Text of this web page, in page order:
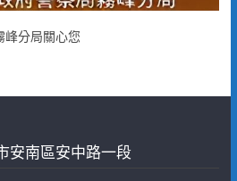
峰分局關心您
安南區安中路一段